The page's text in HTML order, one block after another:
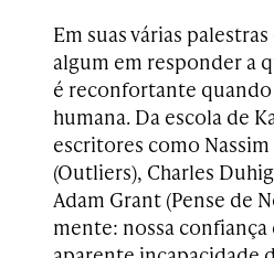
Em suas várias
algum em responder a
é reconfortante
humana. Da escola de
escritores como
(Outliers), Charles
Adam Grant (Pense de
mente: nossa confiança